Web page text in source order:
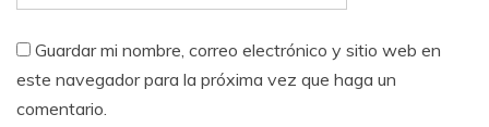
Guardar mi nombre, correo electrónico y sitio web en
este navegador para la próxima vez que haga un
comentario.